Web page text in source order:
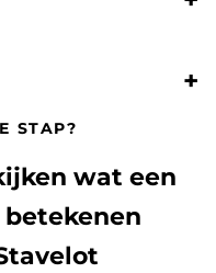
STAP?
wat een